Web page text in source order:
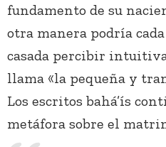
fundamento de su
otra manera podría
casada percibir
llama «la pequeña y
Los escritos bahá’ís
metáfora sobre el